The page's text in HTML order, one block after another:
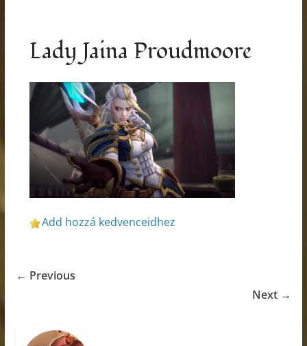
Lady Jaina Proudmoore
Add hozzá kedvenceidhez
← Previous
Next →